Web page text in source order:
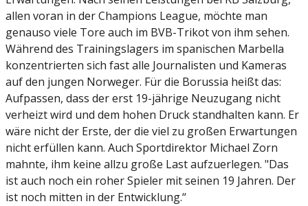
allen voran in der Champions League, möchte man
genauso viele Tore auch im BVB-Trikot von ihm sehen.
Während des Trainingslagers im spanischen Marbella
konzentrierten sich fast alle Journalisten und Kameras
auf den jungen Norweger. Für die Borussia heißt das:
Aufpassen, dass der erst 19-jährige Neuzugang nicht
verheizt wird und dem hohen Druck standhalten kann. Er
wäre nicht der Erste, der die viel zu großen Erwartungen
nicht erfüllen kann. Auch Sportdirektor Michael Zorn
mahnte, ihm keine allzu große Last aufzuerlegen. "Das
ist auch noch ein roher Spieler mit seinen 19 Jahren. Der
ist noch mitten in der Entwicklung.“